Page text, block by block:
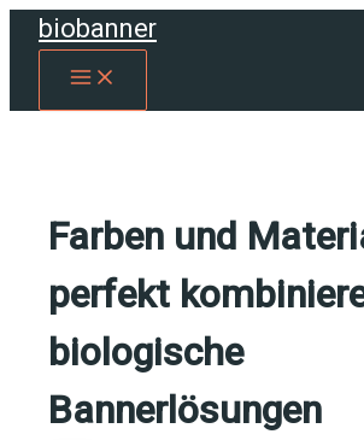
Zum
Inhalt
springen
biobanner
MAIN
Farben und
perfekt
biologische
Bannerlösungen